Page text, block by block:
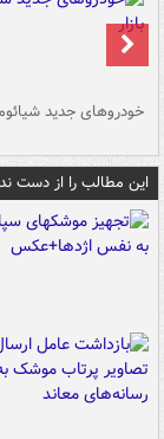
خودروهای جدید
این مطالب را از دست